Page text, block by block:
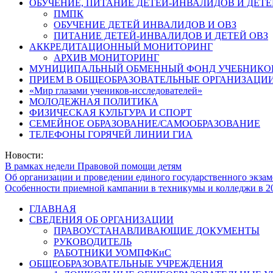
ОБУЧЕНИЕ, ПИТАНИЕ ДЕТЕЙ-ИНВАЛИДОВ И
ПМПК
ОБУЧЕНИЕ ДЕТЕЙ ИНВАЛИДОВ И ОВЗ
ПИТАНИЕ ДЕТЕЙ-ИНВАЛИДОВ И ДЕТЕЙ ОВЗ
АККРЕДИТАЦИОННЫЙ МОНИТОРИНГ
АРХИВ МОНИТОРИНГ
МУНИЦИПАЛЬНЫЙ ОБМЕННЫЙ ФОНД
ПРИЕМ В ОБЩЕОБРАЗОВАТЕЛЬНЫЕ
«Мир глазами учеников-исследователей»
МОЛОДЕЖНАЯ ПОЛИТИКА
ФИЗИЧЕСКАЯ КУЛЬТУРА И СПОРТ
СЕМЕЙНОЕ ОБРАЗОВАНИЕ/САМООБРАЗОВАНИЕ
ТЕЛЕФОНЫ ГОРЯЧЕЙ ЛИНИИ ГИА
Новости:
В рамках недели Правовой помощи детям
Об организации и проведении единого государственного
Особенности приемной кампании в техникумы и колледжи в
ГЛАВНАЯ
СВЕДЕНИЯ ОБ ОРГАНИЗАЦИИ
ПРАВОУСТАНАВЛИВАЮЩИЕ ДОКУМЕНТЫ
РУКОВОДИТЕЛЬ
РАБОТНИКИ УОМПФКиС
ОБЩЕОБРАЗОВАТЕЛЬНЫЕ УЧРЕЖДЕНИЯ